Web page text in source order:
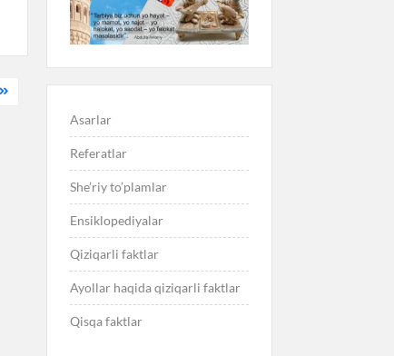
Asarlar
Referatlar
She’riy to’plamlar
Ensiklopediyalar
Qiziqarli faktlar
Ayollar haqida qiziqarli faktlar
Qisqa faktlar